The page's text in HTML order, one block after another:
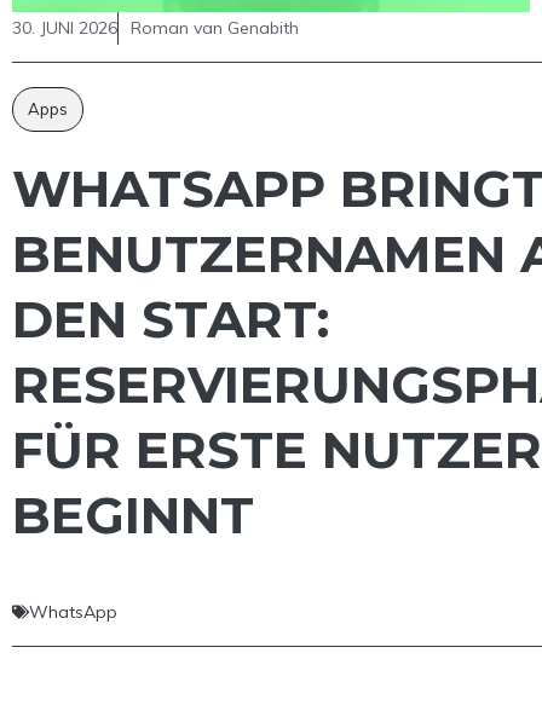
30. JUNI 2026 Roman van Genabith
Apps
WHATSAPP
BENUTZERNAMEN
DEN START:
FÜR ERSTE NUTZER
BEGINNT
WhatsApp